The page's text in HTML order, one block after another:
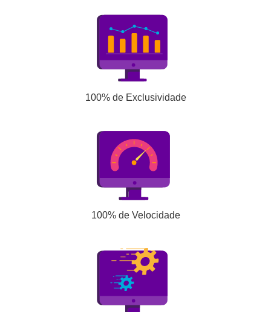
100% de Exclusividade
100% de Velocidade